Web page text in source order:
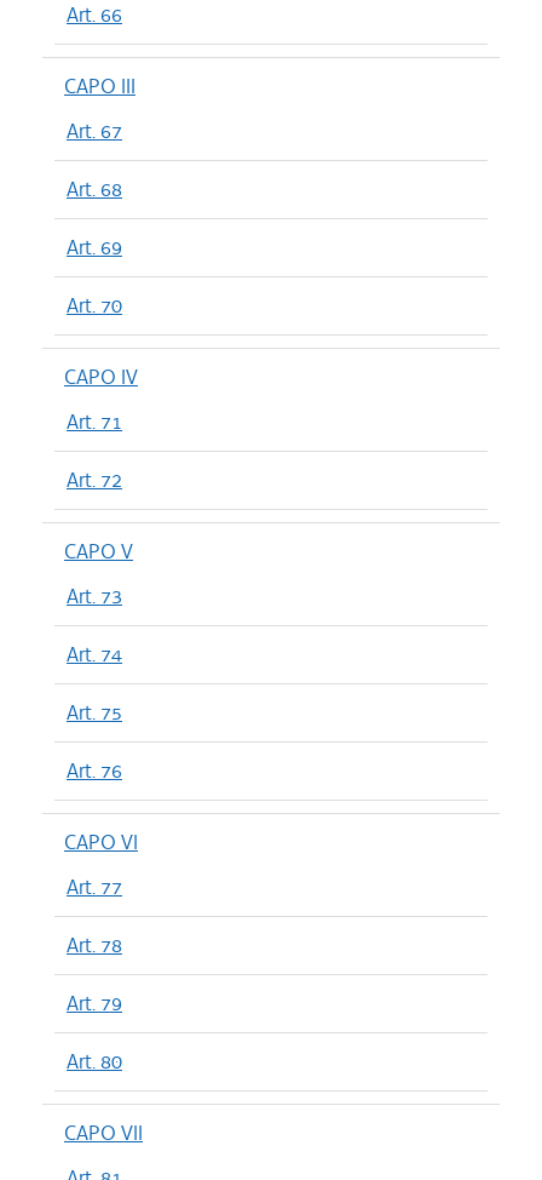
Art. 66
CAPO III
Art. 67
Art. 68
Art. 69
Art. 70
CAPO IV
Art. 71
Art. 72
CAPO V
Art. 73
Art. 74
Art. 75
Art. 76
CAPO VI
Art. 77
Art. 78
Art. 79
Art. 80
CAPO VII